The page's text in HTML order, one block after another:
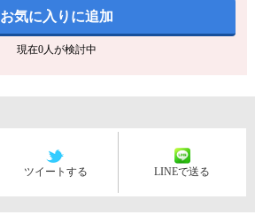
お気に入りに追加
現在0人が検討中
ツイートする LINEで送る